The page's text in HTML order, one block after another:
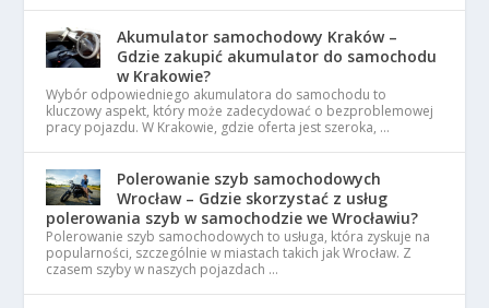
Akumulator samochodowy Kraków –
Gdzie zakupić akumulator do samochodu
w Krakowie?
Wybór odpowiedniego akumulatora do samochodu to
kluczowy aspekt, który może zadecydować o bezproblemowej
pracy pojazdu. W Krakowie, gdzie oferta jest szeroka, …
Polerowanie szyb samochodowych
Wrocław – Gdzie skorzystać z usług
polerowania szyb w samochodzie we Wrocławiu?
Polerowanie szyb samochodowych to usługa, która zyskuje na
popularności, szczególnie w miastach takich jak Wrocław. Z
czasem szyby w naszych pojazdach …